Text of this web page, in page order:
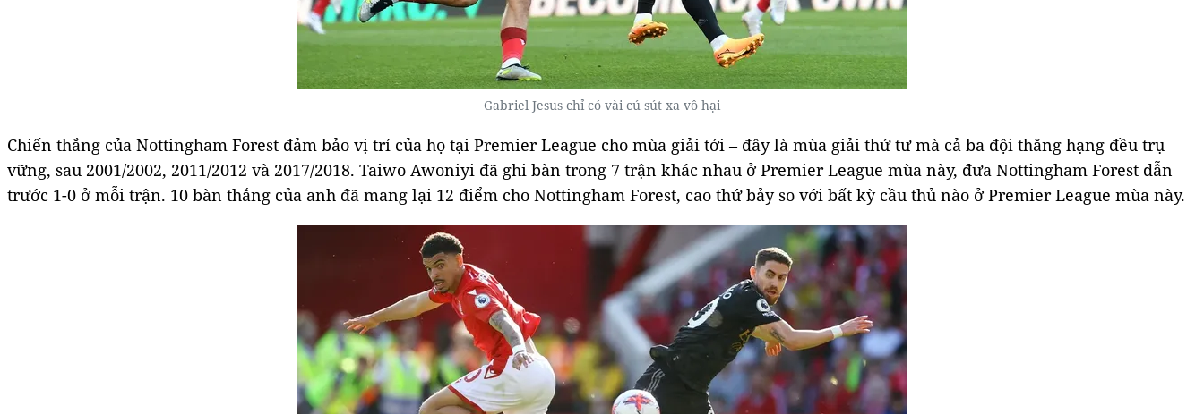
Gabriel Jesus chỉ có vài cú sút xa vô hại
Chiến thắng của Nottingham Forest đảm bảo vị trí của họ tại Premier League cho mùa giải tới – đây là mùa giải thứ tư mà cả ba đội thăng hạng đều trụ
vững, sau 2001/2002, 2011/2012 và 2017/2018. Taiwo Awoniyi đã ghi bàn trong 7 trận khác nhau ở Premier League mùa này, đưa Nottingham Forest dẫn
trước 1-0 ở mỗi trận. 10 bàn thắng của anh đã mang lại 12 điểm cho Nottingham Forest, cao thứ bảy so với bất kỳ cầu thủ nào ở Premier League mùa này.